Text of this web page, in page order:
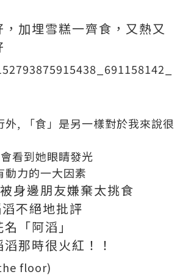
加埋雪糕一齊食，又熱又
外, 「食」是另一樣對於我來說很
看到她眼睛發光
動力的一大因素
身邊朋友嫌棄太挑食
不絕地批評
「阿滔」
滔那時很火紅！！